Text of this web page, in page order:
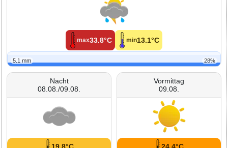
max33.8°C min13.1°C
5.1 mm 28%
Nacht
08.08./09.08.
Vormittag
09.08.